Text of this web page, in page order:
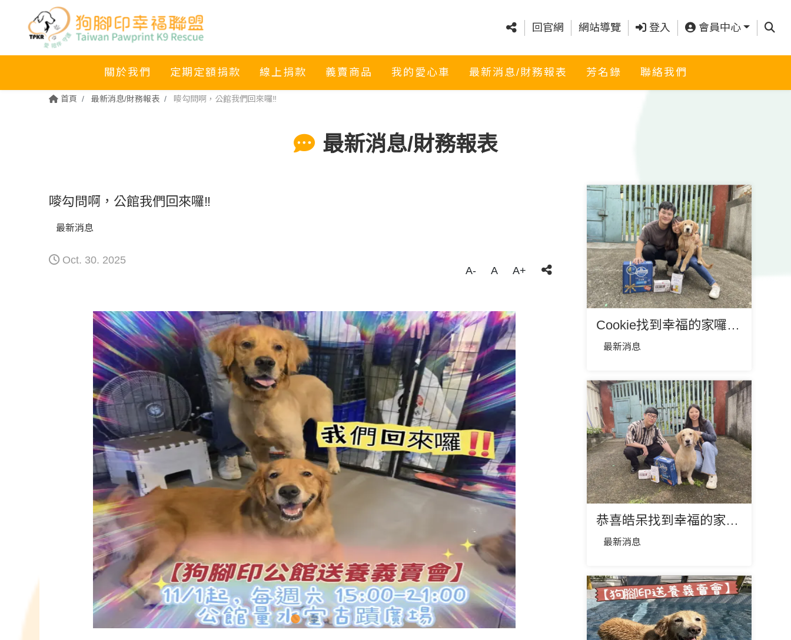
回官網 網站導覽 登入 會員中心 查詢
關於我們 定期定額捐款 線上捐款 義賣商品 我的愛心車 最新消息/財務報表 芳名錄 聯絡我們
首頁 最新消息/財務報表 嘜勾問啊，公館我們回來囉‼️
最新消息/財務報表
嘜勾問啊，公館我們回來囉‼️
最新消息
Oct. 30. 2025
A-
A A+
Cookie找到幸福的家囉🎉🎉❤️
最新消息
恭喜皓呆找到幸福的家❤️🎉🎉🎉
最新消息